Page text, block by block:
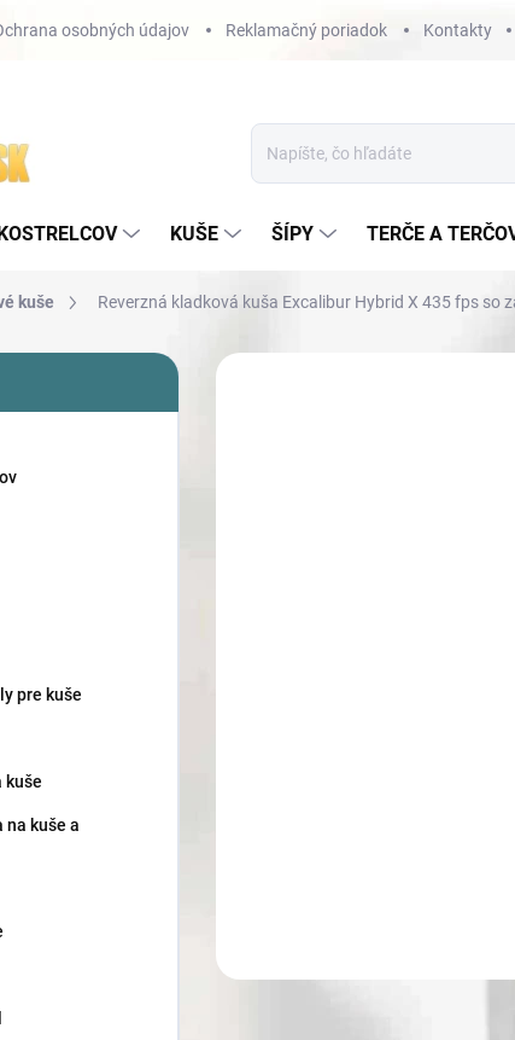
osobných údajov Reklamačný poriadok Kontakty
KUŠE ŠÍPY TERČE A
kuše Reverzná kladková kuša Excalibur Hybrid X 435 fps
pre kuše
kuše
na kuše a